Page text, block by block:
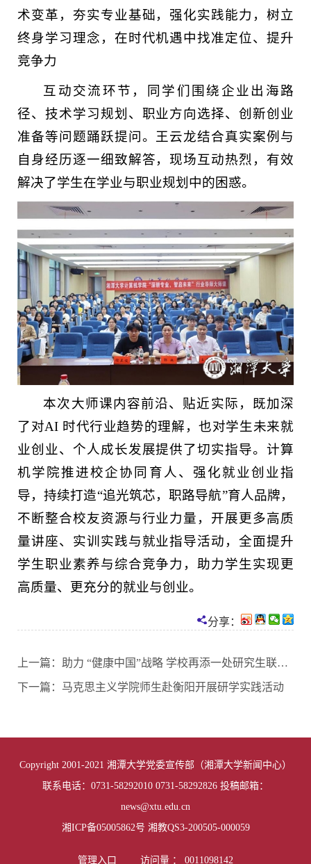
术变革，夯实专业基础，强化实践能力，树立
终身学习理念，在时代机遇中找准定位、提升
竞争力
互动交流环节，同学们围绕企业出海路
径、技术学习规划、职业方向选择、创新创业
准备等问题踊跃提问。王云龙结合真实案例与
自身经历逐一细致解答，现场互动热烈，有效
解决了学生在学业与职业规划中的困惑。
本次大师课内容前沿、贴近实际，既加深
了对AI 时代行业趋势的理解，也对学生未来就
业创业、个人成长发展提供了切实指导。计算
机学院推进校企协同育人、强化就业创业指
导，持续打造“追光筑芯，职路导航”育人品牌，
不断整合校友资源与行业力量，开展更多高质
量讲座、实训实践与就业指导活动，全面提升
学生职业素养与综合竞争力，助力学生实现更
高质量、更充分的就业与创业。
分享：
上一篇： 助力 “健康中国”战略 学校再添一处研究生联合培养基地
下一篇： 马克思主义学院师生赴衡阳开展研学实践活动
Copyright 2001-2021 湘潭大学党委宣传部（湘潭大学新闻中心）
联系电话：0731-58292010 0731-58292826 投稿邮箱：
news@xtu.edu.cn
湘ICP备05005862号 湘教QS3-200505-000059
管理入口 访问量 ： 0011098142